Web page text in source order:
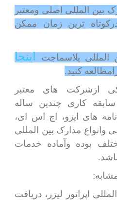
بین المللی اصلی ومعتبر
ترین زمان ممکن
المللی پلاسماجت
اینجا
کنید.
ازشرکت های معتبر
سابقه کاری چندین ساله
های ایزو، اچ اس ای،
وانواع مدارک بین المللی
بوده وآماده خدمات
اپراتور لیزر، دریافت